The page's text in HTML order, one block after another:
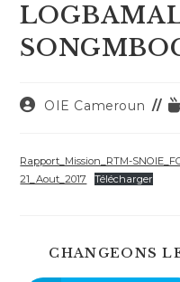
Auteur/autrice
publication :
OIE Cameroun
Rapport_Mission_RTM-
21_Aout_2017
Télécharger
CHANGEONS